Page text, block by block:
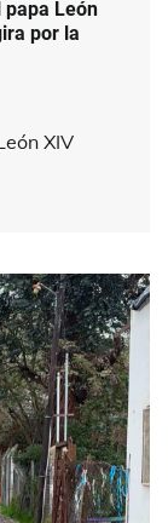
papa León
por la
XIV